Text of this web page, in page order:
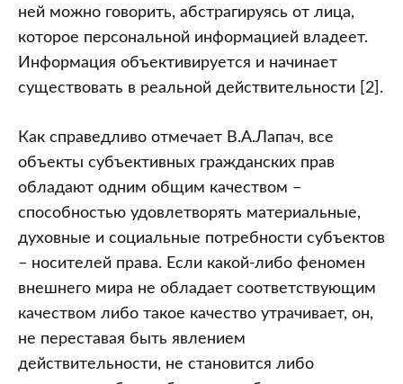
ней можно говорить, абстрагируясь от лица,
которое персональной информацией владеет.
Информация объективируется и начинает
существовать в реальной действительности [2].
Как справедливо отмечает В.А.Лапач, все
объекты субъективных гражданских прав
обладают одним общим качеством –
способностью удовлетворять материальные,
духовные и социальные потребности субъектов
– носителей права. Если какой-либо феномен
внешнего мира не обладает соответствующим
качеством либо такое качество утрачивает, он,
не переставая быть явлением
действительности, не становится либо